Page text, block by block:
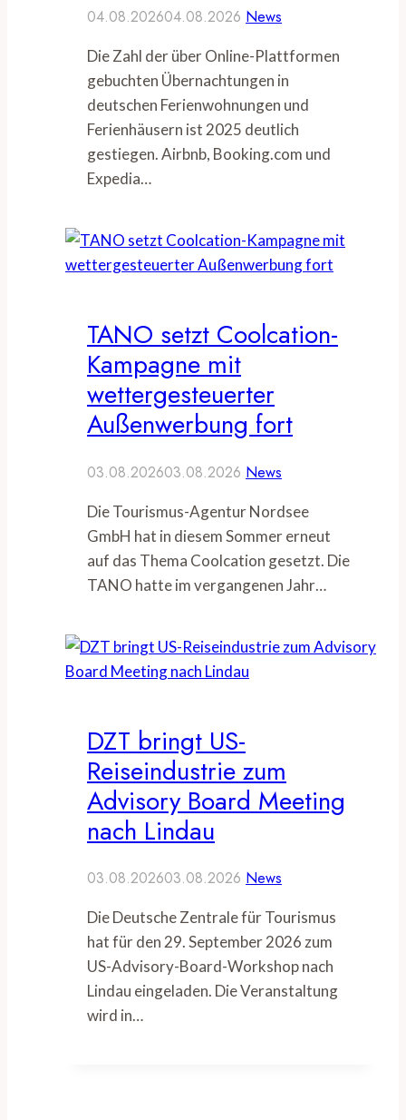
04.08.202604.08.2026 News
Die Zahl der über Online-Plattformen
gebuchten Übernachtungen in
deutschen Ferienwohnungen und
Ferienhäusern ist 2025 deutlich
gestiegen. Airbnb, Booking.com und
Expedia…
TANO setzt Coolcation-
Kampagne mit
wettergesteuerter
Außenwerbung fort
03.08.202603.08.2026 News
Die Tourismus-Agentur Nordsee
GmbH hat in diesem Sommer erneut
auf das Thema Coolcation gesetzt. Die
TANO hatte im vergangenen Jahr…
DZT bringt US-
Reiseindustrie zum
Advisory Board Meeting
nach Lindau
03.08.202603.08.2026 News
Die Deutsche Zentrale für Tourismus
hat für den 29. September 2026 zum
US-Advisory-Board-Workshop nach
Lindau eingeladen. Die Veranstaltung
wird in…